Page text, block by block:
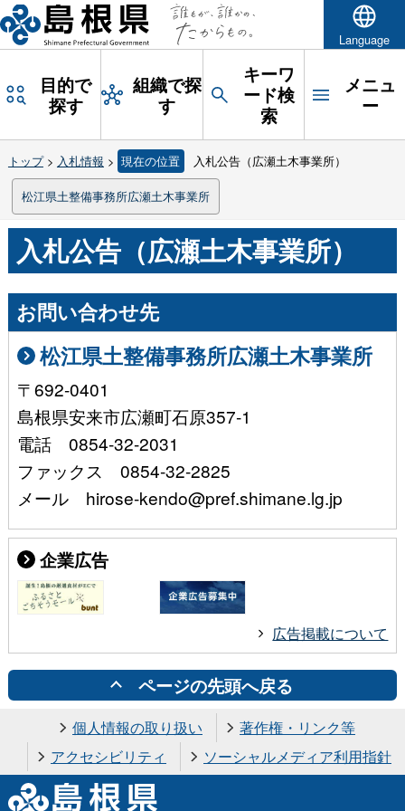
Language
目的で
探す
組織で探
す
キーワ
ード検
索
メニュ
ー
トップ> 入札情報 > 現在の位置 入札公告（広瀬土木事業所）
松江県土整備事務所広瀬土木事業所
入札公告（広瀬土木事業所）
お問い合わせ先
松江県土整備事務所広瀬土木事業所
〒692-0401
島根県安来市広瀬町石原357-1
電話 0854-32-2031
ファックス 0854-32-2825
メール hirose-kendo@pref.shimane.lg.jp
企業広告
広告掲載について
ページの先頭へ戻る
個人情報の取り扱い
著作権・リンク等
アクセシビリティ
ソーシャルメディア利用指針